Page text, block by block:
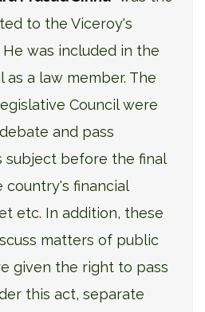
to the Viceroy's
He was included in the
as a law member. The
Council were
and pass
subject before the final
financial
etc. In addition, these
matters of public
given the right to pass
this act, separate